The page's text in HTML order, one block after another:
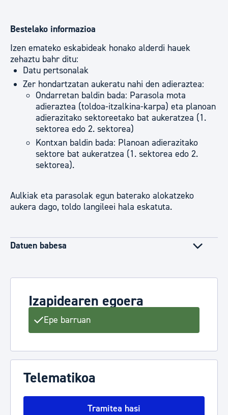
Bestelako informazioa
Izen emateko eskabideak honako alderdi hauek
zehaztu bahr ditu:
Datu pertsonalak
Zer hondartzatan aukeratu nahi den adieraztea:
Ondarretan baldin bada: Parasola mota
adieraztea (toldoa-itzalkina-karpa) eta planoan
adierazitako sektoreetako bat aukeratzea (1.
sektorea edo 2. sektorea)
Kontxan baldin bada: Planoan adierazitako
sektore bat aukeratzea (1. sektorea edo 2.
sektorea).
Aulkiak eta parasolak egun baterako alokatzeko
aukera dago, toldo langileei hala eskatuta.
Datuen babesa
Izapidearen egoera
Epe barruan
Telematikoa
Tramitea hasi